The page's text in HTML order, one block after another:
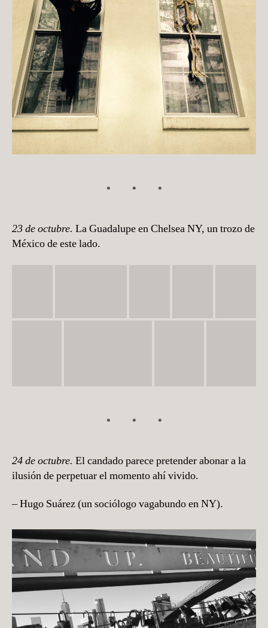
23 de octubre. La Guadalupe en Chelsea NY, un trozo de
México de este lado.
24 de octubre. El candado parece pretender abonar a la
ilusión de perpetuar el momento ahí vivido.
– Hugo Suárez (un sociólogo vagabundo en NY).